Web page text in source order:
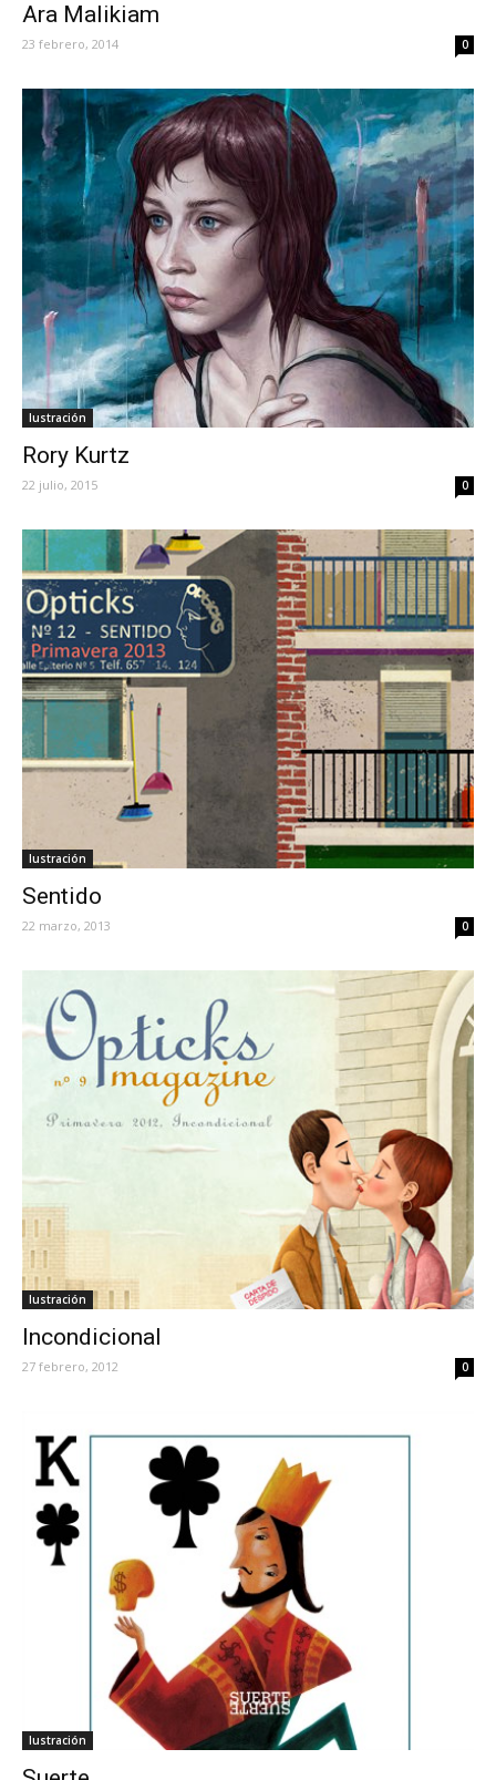
Ara Malikiam
23 febrero, 2014 0
Iustración
Rory Kurtz
22 julio, 2015 0
Iustración
Sentido
22 marzo, 2013 0
Iustración
Incondicional
27 febrero, 2012 0
Iustración